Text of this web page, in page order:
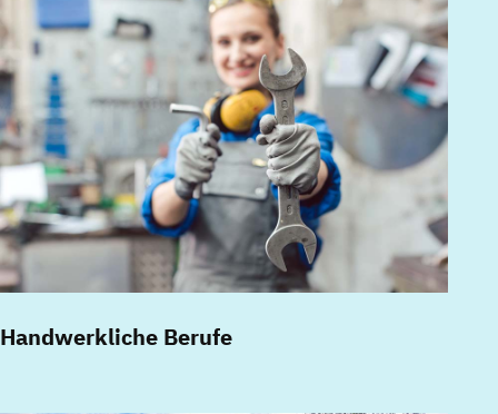
Handwerkliche Berufe